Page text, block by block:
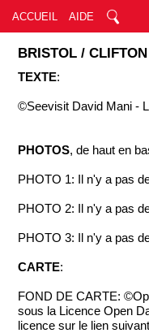
ACCUEIL AIDE
BRISTOL /
TEXTE:
©Seevisit David Mani -
PHOTOS, de haut en
PHOTO 1: Il n'y a pas
PHOTO 2: Il n'y a pas
PHOTO 3: Il n'y a pas
CARTE:
FOND DE CARTE:
sous la Licence Open
licence sur le lien